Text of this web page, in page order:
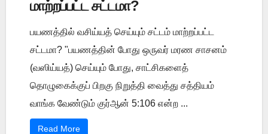
மாற்றப்பட்ட சட்டமா?
பயணத்தில் வசிய்யத் செய்யும் சட்டம் மாற்றப்பட்ட
சட்டமா? "பயணத்தின் போது ஒருவர் மரண சாசனம்
(வஸிய்யத்) செய்யும் போது, சாட்சிகளைத்
தொழுகைக்குப் பிறகு நிறுத்தி வைத்து சத்தியம்
வாங்க வேண்டும் குர்ஆன் 5:106 என்ற ...
Read More